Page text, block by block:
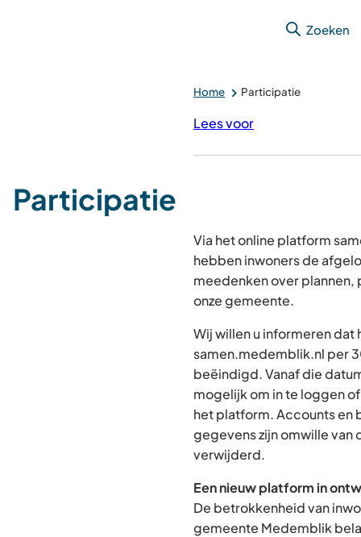
Zoeken
Home Participatie
Lees voor
Participatie
Via het online platform
hebben inwoners de
meedenken over
onze gemeente.
Wij willen u informeren dat
samen.medemblik.nl per
beëindigd. Vanaf die
mogelijk om in te loggen
het platform. Accounts en
gegevens zijn omwille van
verwijderd.
Een nieuw platform in
De betrokkenheid van
gemeente Medemblik